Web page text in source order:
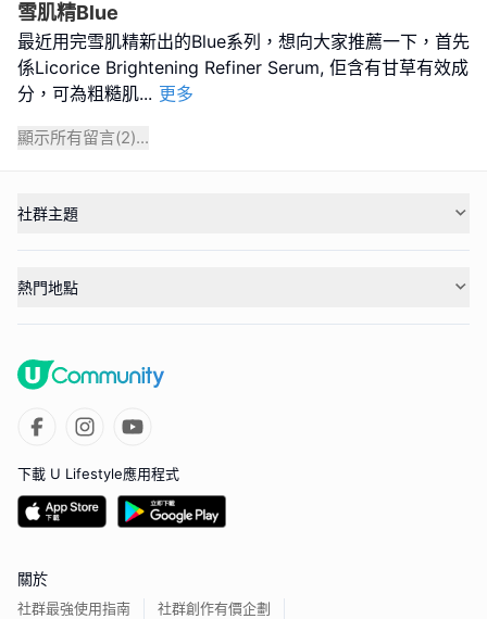
雪肌精Blue
最近用完雪肌精新出的Blue系列，想向大家推薦一下，首先
係Licorice Brightening Refiner Serum, 佢含有甘草有效成
分，可為粗糙肌... 更多
顯示所有留言(2)...
社群主題
熱門地點
下載 U Lifestyle應用程式
關於
社群最強使用指南 社群創作有價企劃